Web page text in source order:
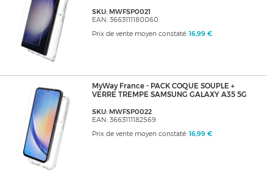
SKU: MWFSP0021
EAN: 3663111180060
Prix de vente moyen constaté: 16,99 €
MyWay France - PACK COQUE SOUPLE +
VERRE TREMPE SAMSUNG GALAXY A35 5G
SKU: MWFSP0022
EAN: 3663111182569
Prix de vente moyen constaté: 16,99 €